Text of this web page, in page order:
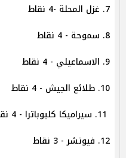
7. غزل المحلة -4 نقاط
8. سموحة - 4 نقاط
9. الاسماعيلي - 4 نقاط
10. طلائع الجيش - 4 نقاط
12. فيوتشر - 3 نقاط